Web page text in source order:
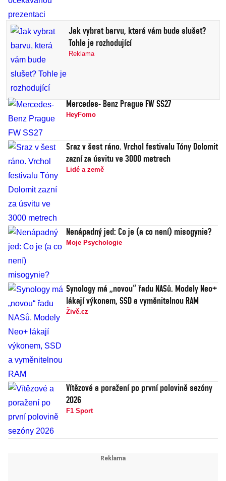
Jak vybrat barvu, která vám bude slušet?
Tohle je rozhodující
Reklama
Mercedes- Benz Prague FW SS27
HeyFomo
Sraz v šest ráno. Vrchol festivalu Tóny Dolomit
zazní za úsvitu ve 3000 metrech
Lidé a země
Nenápadný jed: Co je (a co není) misogynie?
Moje Psychologie
Synology má „novou“ řadu NASů. Modely Neo+
lákají výkonem, SSD a vyměnitelnou RAM
Živě.cz
Vítězové a poražení po první polovině sezóny
2026
F1 Sport